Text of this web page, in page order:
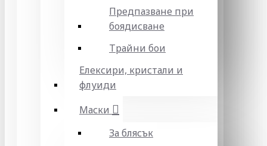
Предпазване при
боядисване
Трайни бои
Елексири, кристали и
флуиди
Маски
За блясък